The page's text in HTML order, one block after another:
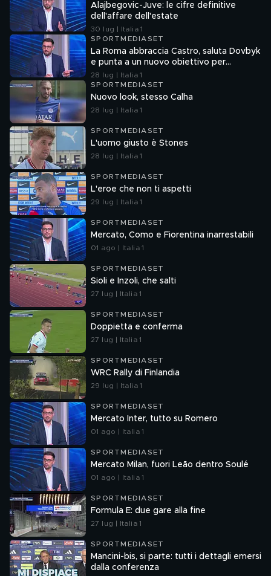
Alajbegovic-Juve: le cifre definitive
dell'affare dell'estate
30 lug | Italia 1
SPORTMEDIASET
La Roma abbraccia Castro, saluta Dovbyk
e punta a un nuovo obiettivo per
l'attacco
28 lug | Italia 1
SPORTMEDIASET
Nuovo look, stesso Calha
28 lug | Italia 1
SPORTMEDIASET
L'uomo giusto è Stones
28 lug | Italia 1
SPORTMEDIASET
L'eroe che non ti aspetti
29 lug | Italia 1
SPORTMEDIASET
Mercato, Como e Fiorentina inarrestabili
01 ago | Italia 1
SPORTMEDIASET
Sioli e Inzoli, che salti
27 lug | Italia 1
SPORTMEDIASET
Doppietta e conferma
27 lug | Italia 1
SPORTMEDIASET
WRC Rally di Finlandia
29 lug | Italia 1
SPORTMEDIASET
Mercato Inter, tutto su Romero
01 ago | Italia 1
SPORTMEDIASET
Mercato Milan, fuori Leão dentro Soulé
01 ago | Italia 1
SPORTMEDIASET
Formula E: due gare alla fine
27 lug | Italia 1
SPORTMEDIASET
Mancini-bis, si parte: tutti i dettagli emersi
dalla conferenza